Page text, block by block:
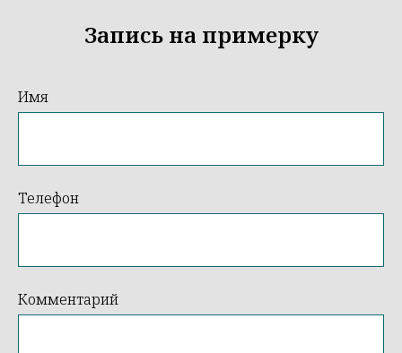
Запись на примерку
Имя
Телефон
Комментарий